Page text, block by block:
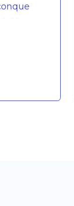
en
tarif
pu